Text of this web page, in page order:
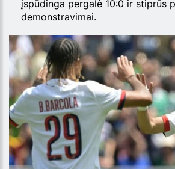
įspūdinga pergalė 10:0 ir stiprūs
demonstravimai.